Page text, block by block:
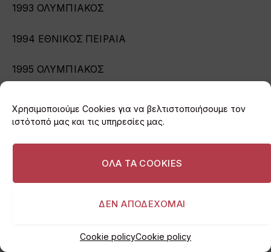
Χρησιμοποιούμε Cookies για να βελτιστοποιήσουμε τον
ιστότοπό μας και τις υπηρεσίες μας.
ΟΛΑ ΤΑ COOKIES
ΔΕΝ ΑΠΟΔΕΧΟΜΑΙ
Cookie policyCookie policy
1993 ΟΛΥΜΠΙΑΚΟΣ
1994 ΕΘΝΙΚΟΣ ΠΕΙΡΑΙΑ
1995 ΟΛΥΜΠΙΑΚΟΣ
1998 ΝΟ ΒΟΥΛΙΑΓΜΕΝΗΣ